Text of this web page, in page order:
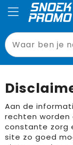
Pasen
Bloemen,
Drukwerk
Been- en
Bodywarmers
Broeken en
Caps,
Badtextiel
Blazers
Bodywarmers
Broeken en
Accessoires
Aktetassen
Autotassen
Opvouwbare
Tablethoezen
Waterdichte
Drukwerk
Signing
Custom
Aan de
rechten
constante zorg
site zo goed